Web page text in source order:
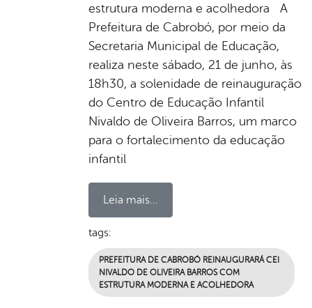
estrutura moderna e acolhedora A
Prefeitura de Cabrobó, por meio da
Secretaria Municipal de Educação,
realiza neste sábado, 21 de junho, às
18h30, a solenidade de reinauguração
do Centro de Educação Infantil
Nivaldo de Oliveira Barros, um marco
para o fortalecimento da educação
infantil
Leia mais...
tags:
PREFEITURA DE CABROBÓ REINAUGURARÁ CEI
NIVALDO DE OLIVEIRA BARROS COM
ESTRUTURA MODERNA E ACOLHEDORA